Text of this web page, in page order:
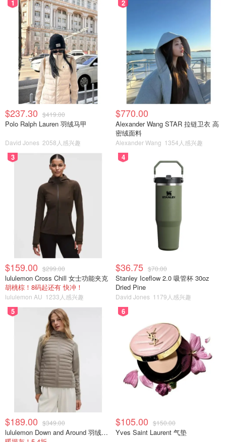
1
$237.30 $419.00
Polo Ralph Lauren 羽绒马甲
David Jones 2058人感兴趣
2
$770.00
Alexander Wang STAR 拉链卫衣 高
密绒面料
Alexander Wang 1354人感兴趣
3
$159.00 $299.00
lululemon Cross Chill 女士功能夹克
胡桃棕！8码起还有 快冲！
lululemon AU 1233人感兴趣
4
$36.75 $70.00
Stanley Iceflow 2.0 吸管杯 30oz
Dried Pine
David Jones 1179人感兴趣
5
$189.00 $349.00
lululemon Down and Around 羽绒夹克
6
$105.00 $150.00
Yves Saint Laurent 气垫